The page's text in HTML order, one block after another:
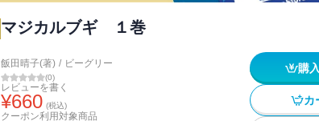
マジカルブギ １巻
飯田晴子(著) / ビーグリー
(0)
レビューを書く
¥660 (税込)
クーポン利用対象商品
購
カ